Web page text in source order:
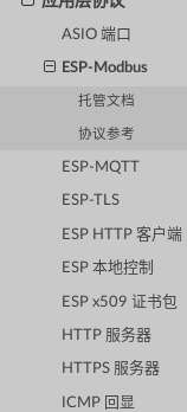
ASIO 端口
ESP-Modbus
托管文档
协议参考
ESP-MQTT
ESP-TLS
ESP HTTP 客户端
ESP 本地控制
ESP x509 证书包
HTTP 服务器
HTTPS 服务器
ICMP 回显